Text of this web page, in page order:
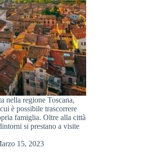
nella regione Toscana,
è possibile trascorrere
famiglia. Oltre alla città
si prestano a visite
15, 2023